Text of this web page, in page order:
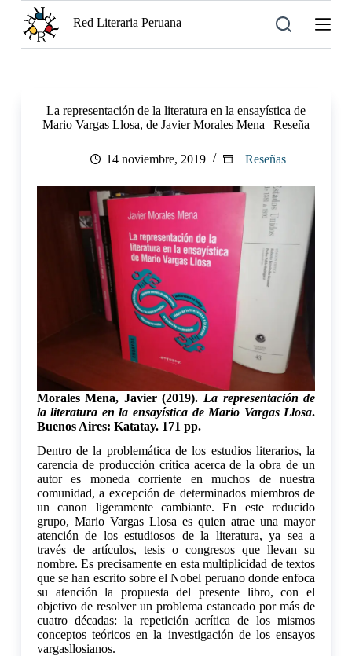
Red Literaria Peruana
La representación de la literatura en la ensayística de
Mario Vargas Llosa, de Javier Morales Mena | Reseña
14 noviembre, 2019 Reseñas
Morales Mena, Javier (2019). La representación de
la literatura en la ensayística de Mario Vargas Llosa.
Buenos Aires: Katatay. 171 pp.
Dentro de la problemática de los estudios literarios, la
carencia de producción crítica acerca de la obra de un
autor es moneda corriente en muchos de nuestra
comunidad, a excepción de determinados miembros de
un canon ligeramente cambiante. En este reducido
grupo, Mario Vargas Llosa es quien atrae una mayor
atención de los estudiosos de la literatura, ya sea a
través de artículos, tesis o congresos que llevan su
nombre. Es precisamente en esta multiplicidad de textos
que se han escrito sobre el Nobel peruano donde enfoca
su atención la propuesta del presente libro, con el
objetivo de resolver un problema estancado por más de
cuatro décadas: la repetición acrítica de los mismos
conceptos teóricos en la investigación de los ensayos
vargasllosianos.